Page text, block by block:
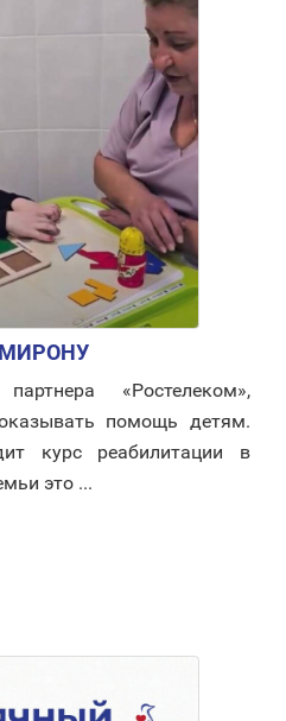
«Ростелеком»,
помощь детям.
курс реабилитации в
это ...